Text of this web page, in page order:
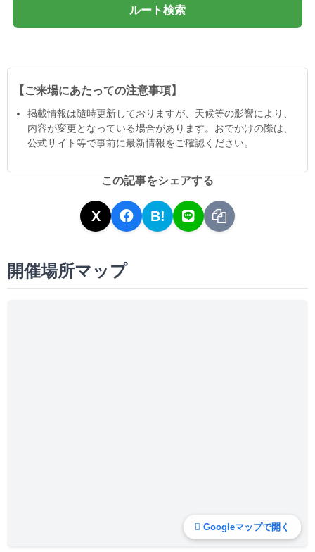
ルート検索
【ご来場にあたっての注意事項】
掲載情報は隨時更新しておりますが、天候等の影響により、
内容が変更となっている場合があります。おでかけの際は、
公式サイト等で事前に最新情報をご確認ください。
この記事をシェアする
X B!
開催場所マップ
Googleマップで開く